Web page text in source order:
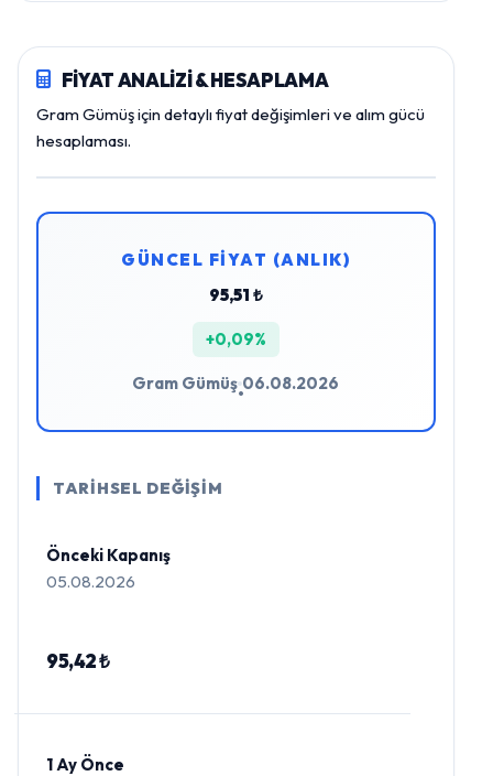
FİYAT ANALİZİ & HESAPLAMA
Gram Gümüş için detaylı fiyat değişimleri ve alım gücü
hesaplaması.
GÜNCEL FİYAT (ANLIK)
95,51 ₺
+0,09%
Gram Gümüş
•
06.08.2026
TARİHSEL DEĞİŞİM
Önceki Kapanış
05.08.2026
95,42 ₺
1 Ay Önce